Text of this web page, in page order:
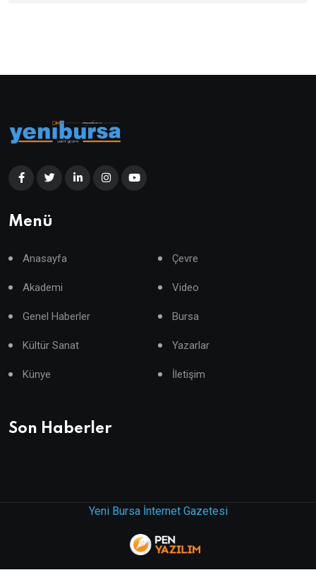
Menü
Anasayfa Çevre
Akademi Video
Genel Haberler Bursa
Kültür Sanat Yazarlar
Künye İletişim
Son Haberler
Yeni Bursa İnternet Gazetesi